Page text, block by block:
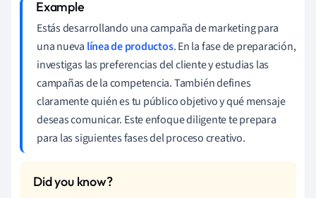
Estás desarrollando una campaña de marketing para
una nueva línea de productos. En la fase de preparación,
investigas las preferencias del cliente y estudias las
campañas de la competencia. También defines
claramente quién es tu público objetivo y qué mensaje
deseas comunicar. Este enfoque diligente te prepara
para las siguientes fases del proceso creativo.